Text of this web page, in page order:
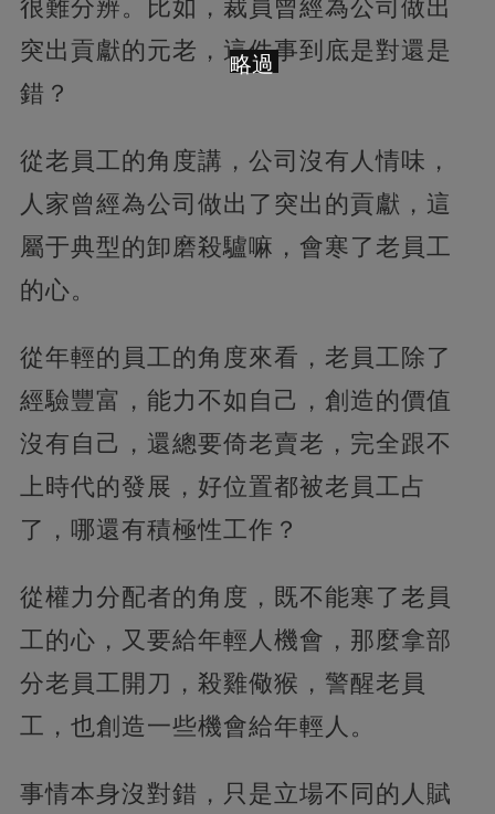
很難分辨。比如，裁員曾經為公司做出
突出貢獻的元老，這件事到底是對還是
錯？
從老員工的角度講，公司沒有人情味，
人家曾經為公司做出了突出的貢獻，這
屬于典型的卸磨殺驢嘛，會寒了老員工
的心。
從年輕的員工的角度來看，老員工除了
經驗豐富，能力不如自己，創造的價值
沒有自己，還總要倚老賣老，完全跟不
上時代的發展，好位置都被老員工占
了，哪還有積極性工作？
從權力分配者的角度，既不能寒了老員
工的心，又要給年輕人機會，那麼拿部
分老員工開刀，殺雞儆猴，警醒老員
工，也創造一些機會給年輕人。
事情本身沒對錯，只是立場不同的人賦
略過